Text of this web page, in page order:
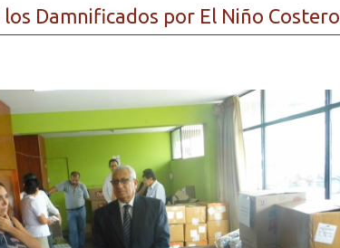
los Damnificados por El Niño Costero